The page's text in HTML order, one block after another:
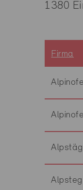
1380
Firma
Alpstäg